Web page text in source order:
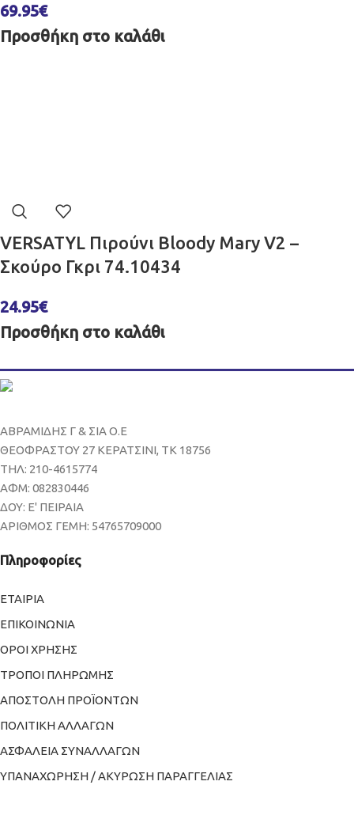
69.95€
Προσθήκη στο καλάθι
VERSATYL Πιρούνι Bloody Mary V2 –
Σκούρο Γκρι 74.10434
24.95€
Προσθήκη στο καλάθι
ΑΒΡΑΜΙΔΗΣ Γ & ΣΙΑ Ο.Ε
ΘΕΟΦΡΑΣΤΟΥ 27 ΚΕΡΑΤΣΙΝΙ, ΤΚ 18756
ΤΗΛ: 210-4615774
ΑΦΜ: 082830446
ΔΟΥ: Ε' ΠΕΙΡΑΙΑ
ΑΡΙΘΜΟΣ ΓΕΜΗ: 54765709000
Πληροφορίες
ΕΤΑΙΡΙΑ
ΕΠΙΚΟΙΝΩΝΙΑ
ΟΡΟΙ ΧΡΗΣΗΣ
ΤΡΟΠΟΙ ΠΛΗΡΩΜΗΣ
ΑΠΟΣΤΟΛΗ ΠΡΟΪΟΝΤΩΝ
ΠΟΛΙΤΙΚΗ ΑΛΛΑΓΩΝ
ΑΣΦΑΛΕΙΑ ΣΥΝΑΛΛΑΓΩΝ
ΥΠΑΝΑΧΩΡΗΣΗ / ΑΚΥΡΩΣΗ ΠΑΡΑΓΓΕΛΙΑΣ